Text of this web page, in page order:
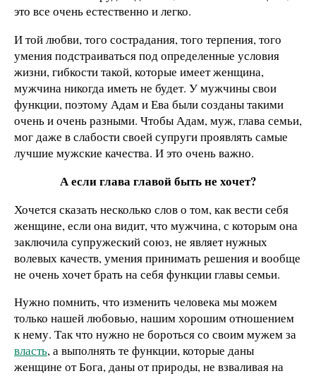
это все очень естественно и легко.
И той любви, того сострадания, того терпения, того
умения подстраиваться под определенные условия
жизни, гибкости такой, которые имеет женщина,
мужчина никогда иметь не будет. У мужчины свои
функции, поэтому Адам и Ева были созданы такими
очень и очень разными. Чтобы Адам, муж, глава семьи,
мог даже в слабости своей супруги проявлять самые
лучшие мужские качества. И это очень важно.
А если глава главой быть не хочет?
Хочется сказать несколько слов о том, как вести себя
женщине, если она видит, что мужчина, с которым она
заключила супружеский союз, не являет нужных
волевых качеств, умения принимать решения и вообще
не очень хочет брать на себя функции главы семьи.
Нужно помнить, что изменить человека мы можем
только нашей любовью, нашим хорошим отношением
к нему. Так что нужно не бороться со своим мужем за
власть, а выполнять те функции, которые даны
женщине от Бога, даны от природы, не взваливая на